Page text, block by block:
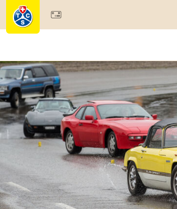
Societariato & prestazioni
Test, sicurezza & salute